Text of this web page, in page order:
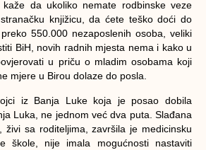
da ukoliko nemate rodbinske veze
knjižicu, da ćete teško doći do
550.000 nezaposlenih osoba, veliki
BiH, novih radnih mjesta nema i kako u
u priču o mladim osobama koji
mjere u Birou dolaze do posla.
iz Banja Luke koja je posao dobila
Luka, ne jednom već dva puta. Slađana
živi sa roditeljima, završila je medicinsku
škole, nije imala mogućnosti nastaviti